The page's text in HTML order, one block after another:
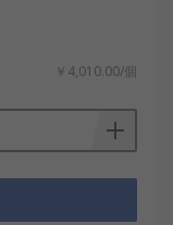
￥4,010.00/個